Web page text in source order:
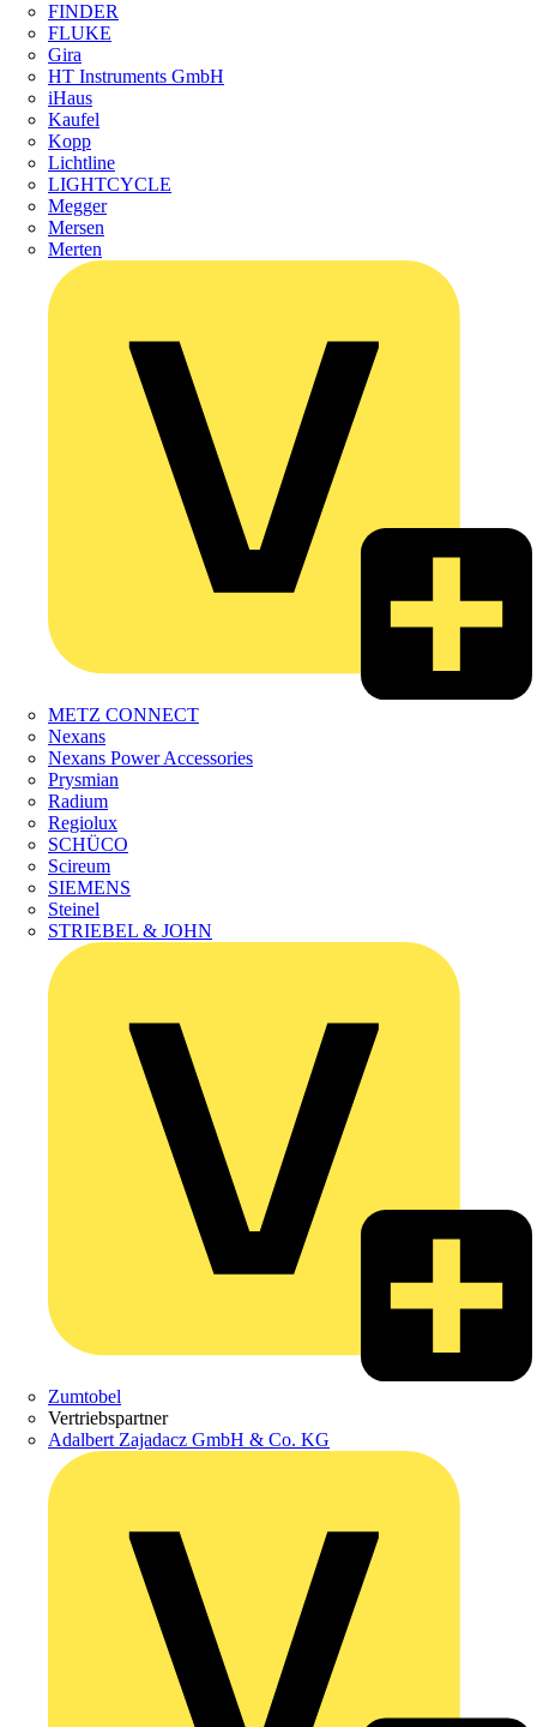
FINDER
FLUKE
Gira
HT Instruments GmbH
iHaus
Kaufel
Kopp
Lichtline
LIGHTCYCLE
Megger
Mersen
Merten
METZ CONNECT
Nexans
Nexans Power Accessories
Prysmian
Radium
Regiolux
SCHÜCO
Scireum
SIEMENS
Steinel
STRIEBEL & JOHN
Zumtobel
Vertriebspartner
Adalbert Zajadacz GmbH & Co. KG